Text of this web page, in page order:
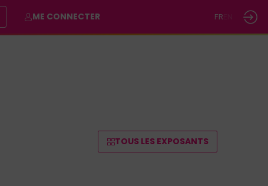
ME CONNECTER FR
TOUS LES EXPOSANTS